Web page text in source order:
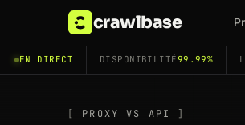
crawlbase
EN DIRECT DISPONIBILITÉ99.99%
PROXY VS API